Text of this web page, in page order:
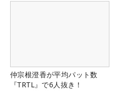
仲宗根澄香が平均パット数
『TRTL』で6人抜き！